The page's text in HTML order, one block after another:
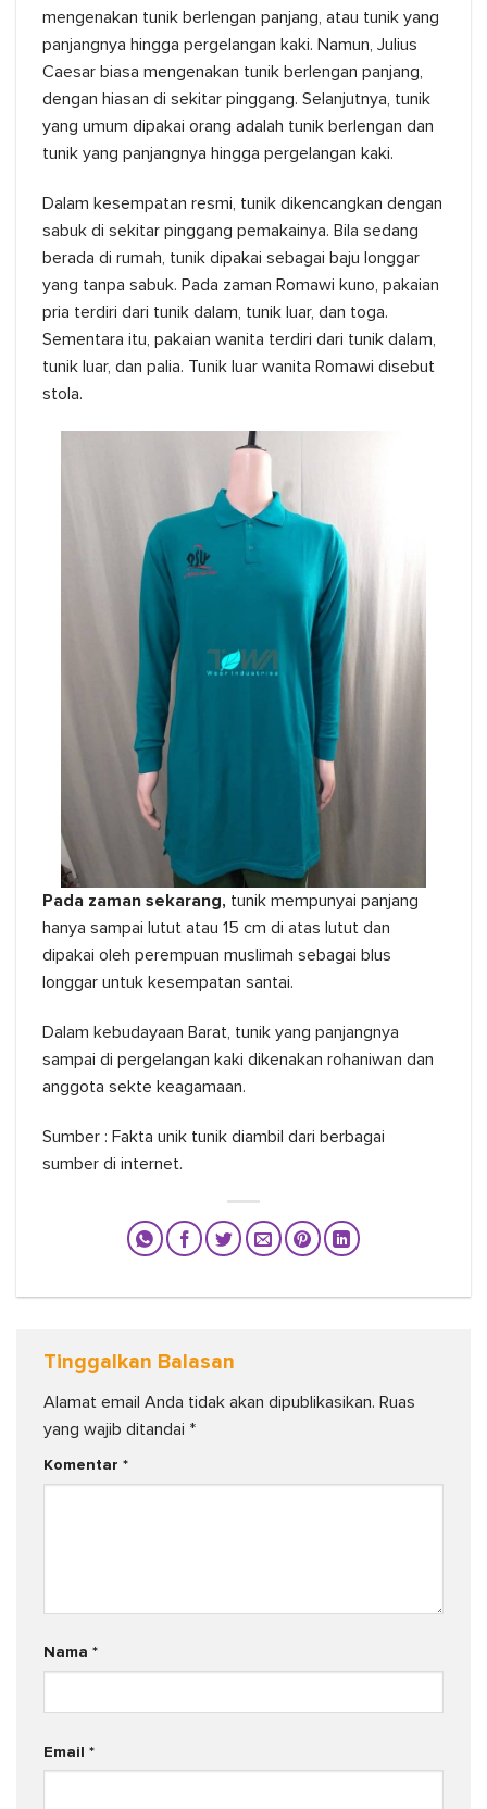
mengenakan tunik berlengan panjang, atau tunik yang
panjangnya hingga pergelangan kaki. Namun, Julius
Caesar biasa mengenakan tunik berlengan panjang,
dengan hiasan di sekitar pinggang. Selanjutnya, tunik
yang umum dipakai orang adalah tunik berlengan dan
tunik yang panjangnya hingga pergelangan kaki.
Dalam kesempatan resmi, tunik dikencangkan dengan
sabuk di sekitar pinggang pemakainya. Bila sedang
berada di rumah, tunik dipakai sebagai baju longgar
yang tanpa sabuk. Pada zaman Romawi kuno, pakaian
pria terdiri dari tunik dalam, tunik luar, dan toga.
Sementara itu, pakaian wanita terdiri dari tunik dalam,
tunik luar, dan palia. Tunik luar wanita Romawi disebut
stola.
Pada zaman sekarang, tunik mempunyai panjang
hanya sampai lutut atau 15 cm di atas lutut dan
dipakai oleh perempuan muslimah sebagai blus
longgar untuk kesempatan santai.
Dalam kebudayaan Barat, tunik yang panjangnya
sampai di pergelangan kaki dikenakan rohaniwan dan
anggota sekte keagamaan.
Sumber : Fakta unik tunik diambil dari berbagai
sumber di internet.
Tinggalkan Balasan
Alamat email Anda tidak akan dipublikasikan. Ruas
yang wajib ditandai *
Komentar *
Nama *
Email *